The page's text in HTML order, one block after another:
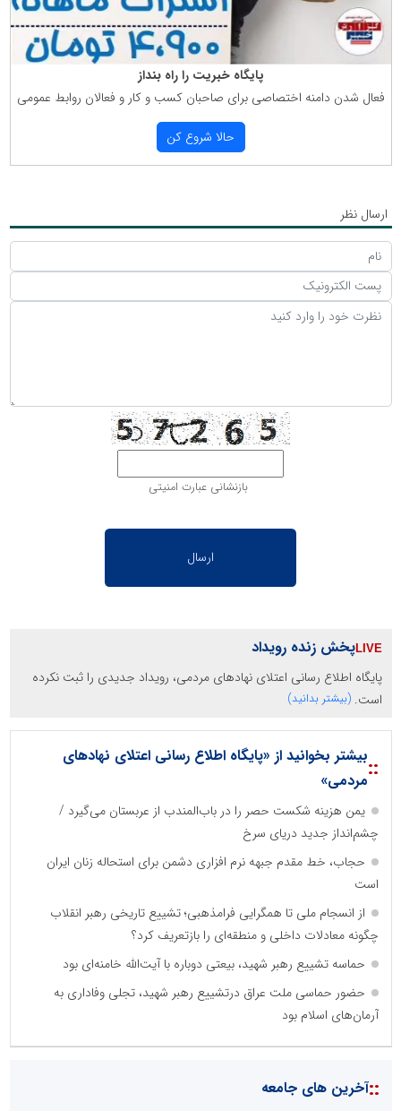
پایگاه خبریت را راه بنداز
فعال شدن دامنه اختصاصی برای صاحبان كسب و كار و فعالان روابط عمومی
حالا شروع كن
ارسال نظر
بازنشانی عبارت امنیتی
پخش زنده رویداد
پایگاه اطلاع رسانی اعتلای نهادهای مردمی، رویداد جدیدی را ثبت نکرده
است. (بیشتر بدانید)
::بیشتر بخوانید از «پایگاه اطلاع رسانی اعتلای نهادهای
مردمی»
یمن هزینه شکست حصر را در باب‌المندب از عربستان می‌گیرد /
چشم‌انداز جدید دریای سرخ
حجاب، خط مقدم جبهه نرم افزاری دشمن برای استحاله زنان ایران
است
از انسجام ملی تا همگرایی فرامذهبی؛ تشییع تاریخی رهبر انقلاب
چگونه معادلات داخلی و منطقه‌ای را بازتعریف کرد؟
حماسه تشییع رهبر شهید، بیعتی دوباره با آیت‌الله خامنه‌ای بود
حضور حماسی ملت عراق درتشییع رهبر شهید، تجلی وفاداری به
آرمان‌های اسلام بود
::آخرین های جامعه